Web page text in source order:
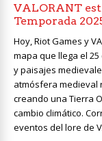
VALORANT
Temporada
Hoy, Riot Games y
mapa que llega el
y paisajes
atmósfera medieval
creando una Tierra
cambio climático.
eventos del lore de